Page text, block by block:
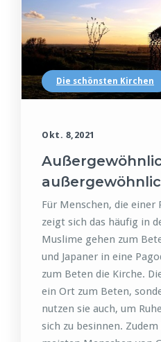
Die schönsten Kirchen
Okt. 8,2021
Für Menschen, die einer
zeigt sich das häufig in
Muslime gehen zum
und Japaner in eine
zum Beten die Kirche.
ein Ort zum Beten,
nutzen sie auch, um
sich zu besinnen.